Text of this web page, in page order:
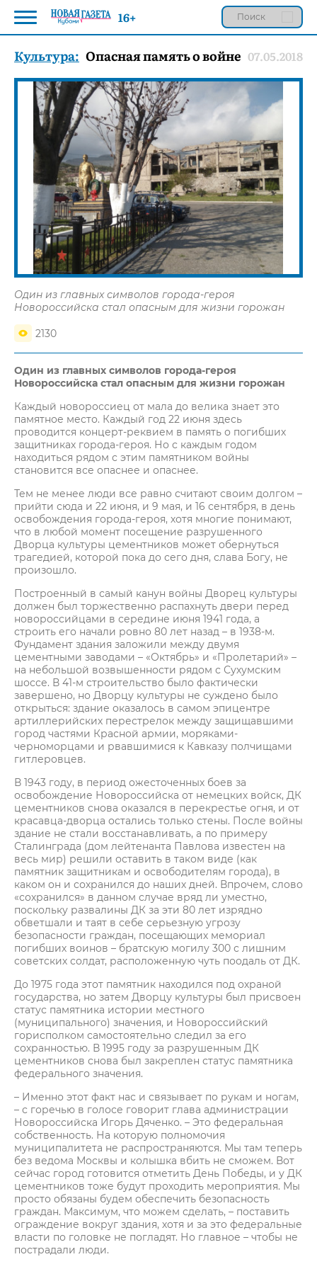
Культура: Опасная память о войне 07.05.2018
Один из главных символов города-героя
Новороссийска стал опасным для жизни горожан
2130
Один из главных символов города-героя
Новороссийска стал опасным для жизни горожан
Каждый новороссиец от мала до велика знает это
памятное место. Каждый год 22 июня здесь
проводится концерт-реквием в память о погибших
защитниках города-героя. Но с каждым годом
находиться рядом с этим памятником войны
становится все опаснее и опаснее.
Тем не менее люди все равно считают своим долгом –
прийти сюда и 22 июня, и 9 мая, и 16 сентября, в день
освобождения города-героя, хотя многие понимают,
что в любой момент посещение разрушенного
Дворца культуры цементников может обернуться
трагедией, которой пока до сего дня, слава Богу, не
произошло.
Построенный в самый канун войны Дворец культуры
должен был торжественно распахнуть двери перед
новороссийцами в середине июня 1941 года, а
строить его начали ровно 80 лет назад – в 1938-м.
Фундамент здания заложили между двумя
цементными заводами – «Октябрь» и «Пролетарий» –
на небольшой возвышенности рядом с Сухумским
шоссе. В 41-м строительство было фактически
завершено, но Дворцу культуры не суждено было
открыться: здание оказалось в самом эпицентре
артиллерийских перестрелок между защищавшими
город частями Красной армии, моряками-
черноморцами и рвавшимися к Кавказу полчищами
гитлеровцев.
В 1943 году, в период ожесточенных боев за
освобождение Новороссийска от немецких войск, ДК
цементников снова оказался в перекрестье огня, и от
красавца-дворца остались только стены. После войны
здание не стали восстанавливать, а по примеру
Сталинграда (дом лейтенанта Павлова известен на
весь мир) решили оставить в таком виде (как
памятник защитникам и освободителям города), в
каком он и сохранился до наших дней. Впрочем, слово
«сохранился» в данном случае вряд ли уместно,
поскольку развалины ДК за эти 80 лет изрядно
обветшали и таят в себе серьезную угрозу
безопасности граждан, посещающих мемориал
погибших воинов – братскую могилу 300 с лишним
советских солдат, расположенную чуть поодаль от ДК.
До 1975 года этот памятник находился под охраной
государства, но затем Дворцу культуры был присвоен
статус памятника истории местного
(муниципального) значения, и Новороссийский
горисполком самостоятельно следил за его
сохранностью. В 1995 году за разрушенным ДК
цементников снова был закреплен статус памятника
федерального значения.
– Именно этот факт нас и связывает по рукам и ногам,
– с горечью в голосе говорит глава администрации
Новороссийска Игорь Дяченко. – Это федеральная
собственность. На которую полномочия
муниципалитета не распространяются. Мы там теперь
без ведома Москвы и колышка вбить не сможем. Вот
сейчас город готовится отметить День Победы, и у ДК
цементников тоже будут проходить мероприятия. Мы
просто обязаны будем обеспечить безопасность
граждан. Максимум, что можем сделать, – поставить
ограждение вокруг здания, хотя и за это федеральные
власти по головке не погладят. Но главное – чтобы не
пострадали люди.
16+